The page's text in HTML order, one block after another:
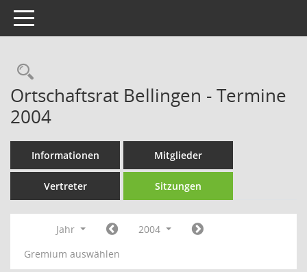
Toggle navigation
Rechercheauswahl
Ortschaftsrat Bellingen - Termine
2004
Informationen Mitglieder
Vertreter Sitzungen
Jahr
2004
Gremium auswählen